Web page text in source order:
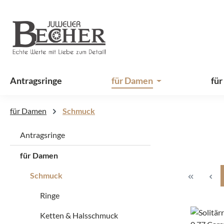
Antragsringe für Damen für
für Damen Schmuck
Antragsringe
für Damen
Schmuck
Ringe
Ketten & Halsschmuck